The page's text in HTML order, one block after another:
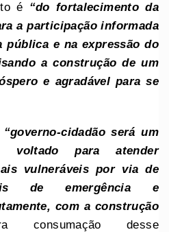
é “do fortalecimento da
a participação informada
pública e na expressão do
a construção de um
e agradável para se
“governo-cidadão será um
voltado para atender
vulneráveis por via de
de emergência e
com a construção
consumação desse